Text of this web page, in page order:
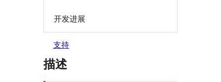
开发进展
支持
描述